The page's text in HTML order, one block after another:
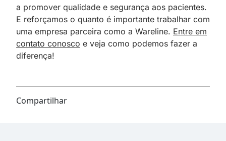
a promover qualidade e segurança aos pacientes.
E reforçamos o quanto é importante trabalhar com
uma empresa parceira como a Wareline. Entre em
contato conosco e veja como podemos fazer a
diferença!
Compartilhar